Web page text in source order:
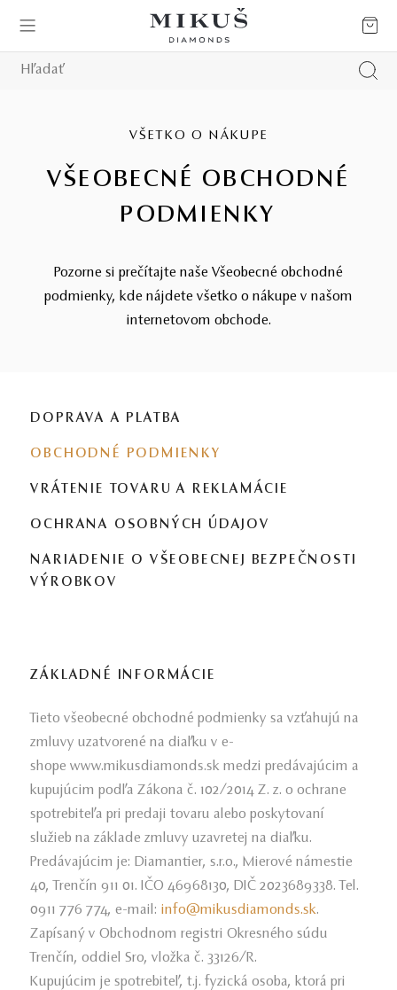
VŠETKO O NÁKUPE
VŠEOBECNÉ OBCHODNÉ
PODMIENKY
Pozorne si prečítajte naše Všeobecné obchodné
podmienky, kde nájdete všetko o nákupe v našom
internetovom obchode.
DOPRAVA A PLATBA
OBCHODNÉ PODMIENKY
VRÁTENIE TOVARU A REKLAMÁCIE
OCHRANA OSOBNÝCH ÚDAJOV
NARIADENIE O VŠEOBECNEJ BEZPEČNOSTI
VÝROBKOV
ZÁKLADNÉ INFORMÁCIE
Tieto všeobecné obchodné podmienky sa vzťahujú na
zmluvy uzatvorené na diaľku v e-
shope www.mikusdiamonds.sk medzi predávajúcim a
kupujúcim podľa Zákona č. 102/2014 Z. z. o ochrane
spotrebiteľa pri predaji tovaru alebo poskytovaní
služieb na základe zmluvy uzavretej na diaľku.
Predávajúcim je: Diamantier, s.r.o., Mierové námestie
40, Trenčín 911 01. IČO 46968130, DIČ 2023689338. Tel.
0911 776 774, e-mail:info@mikusdiamonds.sk.
Zapísaný v Obchodnom registri Okresného súdu
Trenčín, oddiel Sro, vložka č. 33126/R.
Kupujúcim je spotrebiteľ, t.j. fyzická osoba, ktorá pri